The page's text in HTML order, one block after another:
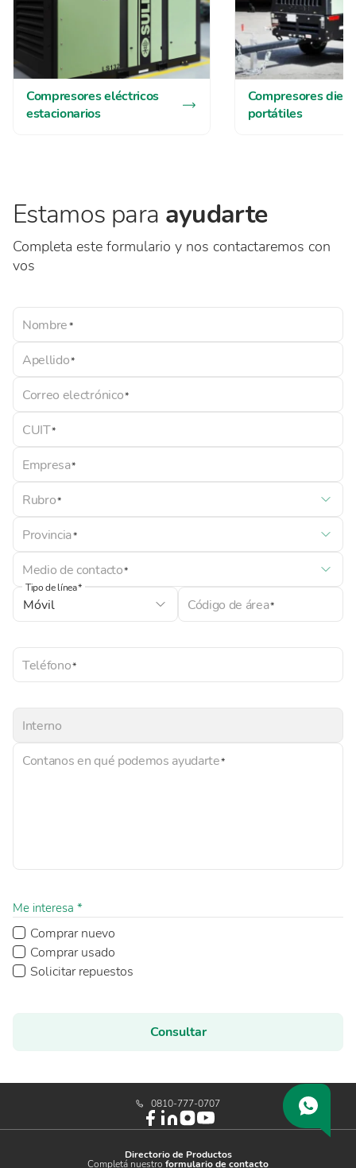
Compresores eléctricos
estacionarios
Compresores
portátiles
Estamos para ayudarte
Completa este formulario y nos contactaremos con
vos
Nombre
Apellido
Correo electrónico
CUIT
Empresa
Rubro
Provincia
Medio de contacto
Tipo de línea
Código de área
Interno
Teléfono
Contanos en qué podemos ayudarte
Me interesa *
Comprar nuevo
Comprar usado
Solicitar repuestos
Consultar
0810-777-0707
Directorio de Productos
Completá nuestro formulario de contacto